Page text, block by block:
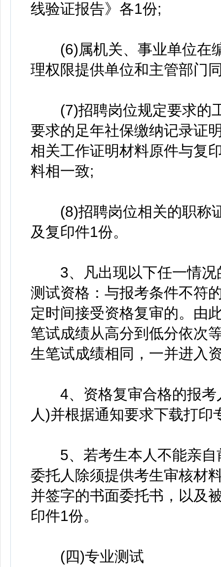
线验证报告》各1份;
(6)属机关、事业单位在
理权限提供单位和主管部门
(7)招聘岗位规定要求的
要求的足年社保缴纳记录证
相关工作证明材料原件与复
料相一致;
(8)招聘岗位相关的职称
及复印件1份。
3、凡出现以下任一情况
测试资格：与报考条件不符
定时间接受资格复审的。由
笔试成绩从高分到低分依次
生笔试成绩相同，一并进入
4、资格复审合格的报考
人)并根据通知要求下载打印
5、若考生本人不能亲自
委托人除须提供考生审核材
并签字的书面委托书，以及
印件1份。
(四)专业测试